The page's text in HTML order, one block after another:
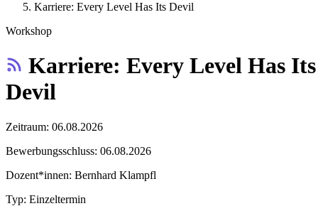
Karriere: Every Level Has Its Devil
Workshop
Karriere: Every Level Has Its
Devil
Zeitraum: 06.08.2026
Bewerbungsschluss: 06.08.2026
Dozent*innen: Bernhard Klampfl
Typ: Einzeltermin